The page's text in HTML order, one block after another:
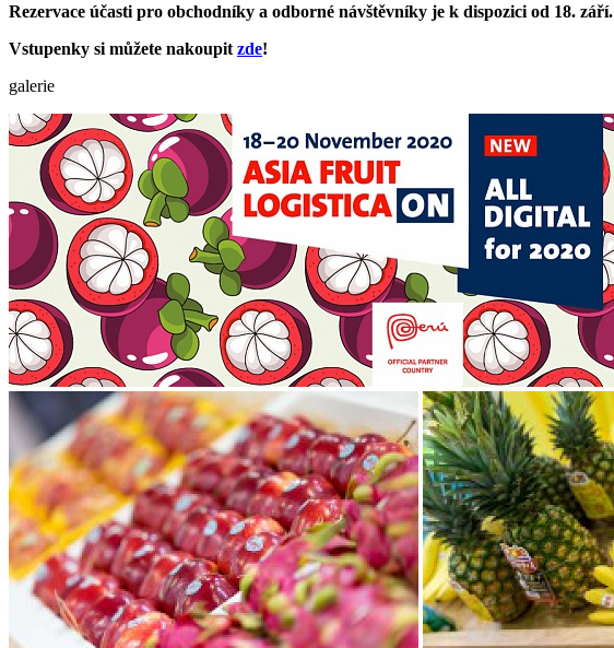
Rezervace účasti pro obchodníky a odborné návštěvníky je k dispozici od 18. září.
Vstupenky si můžete nakoupit zde!
galerie